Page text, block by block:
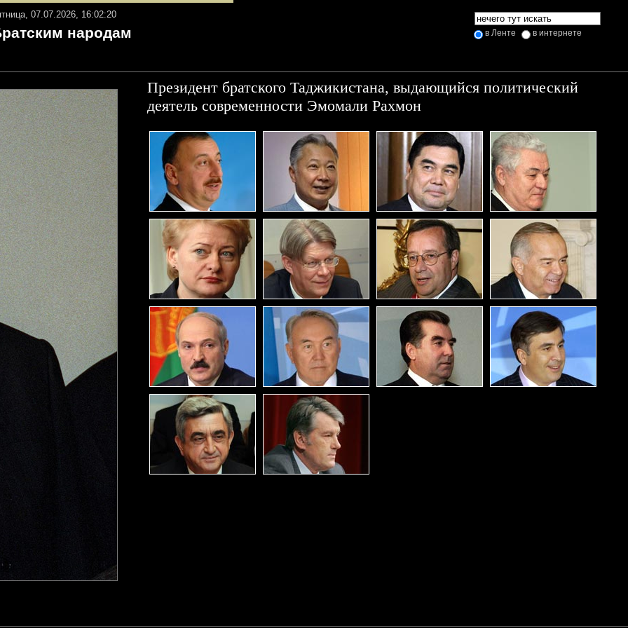
07.07.2026, 16:02:20
народам в Ленте в интернете
Президент братского Таджикистана, выдающийся политический
деятель современности Эмомали Рахмон